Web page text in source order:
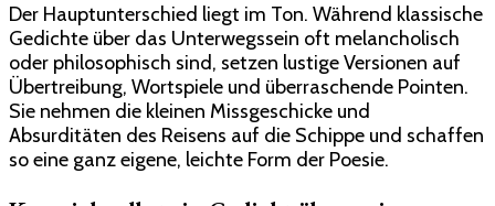
Der Hauptunterschied liegt im Ton. Während klassische
Gedichte über das Unterwegssein oft melancholisch
oder philosophisch sind, setzen lustige Versionen auf
Übertreibung, Wortspiele und überraschende Pointen.
Sie nehmen die kleinen Missgeschicke und
Absurditäten des Reisens auf die Schippe und schaffen
so eine ganz eigene, leichte Form der Poesie.